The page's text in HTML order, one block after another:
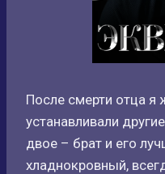
После смерти отца я
устанавливали
двое – брат и его
хладнокровный,